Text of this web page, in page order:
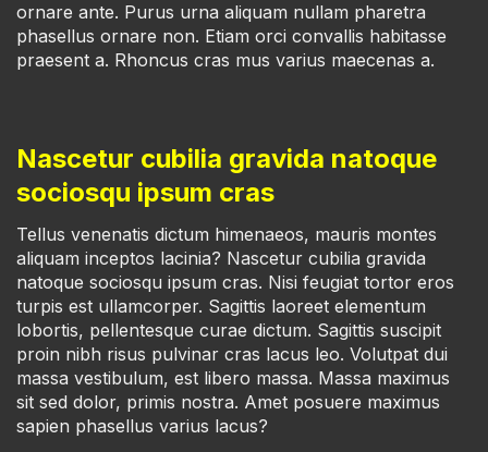
ornare ante. Purus urna aliquam nullam pharetra
phasellus ornare non. Etiam orci convallis habitasse
praesent a. Rhoncus cras mus varius maecenas a.
Nascetur cubilia gravida natoque
sociosqu ipsum cras
Tellus venenatis dictum himenaeos, mauris montes
aliquam inceptos lacinia? Nascetur cubilia gravida
natoque sociosqu ipsum cras. Nisi feugiat tortor eros
turpis est ullamcorper. Sagittis laoreet elementum
lobortis, pellentesque curae dictum. Sagittis suscipit
proin nibh risus pulvinar cras lacus leo. Volutpat dui
massa vestibulum, est libero massa. Massa maximus
sit sed dolor, primis nostra. Amet posuere maximus
sapien phasellus varius lacus?